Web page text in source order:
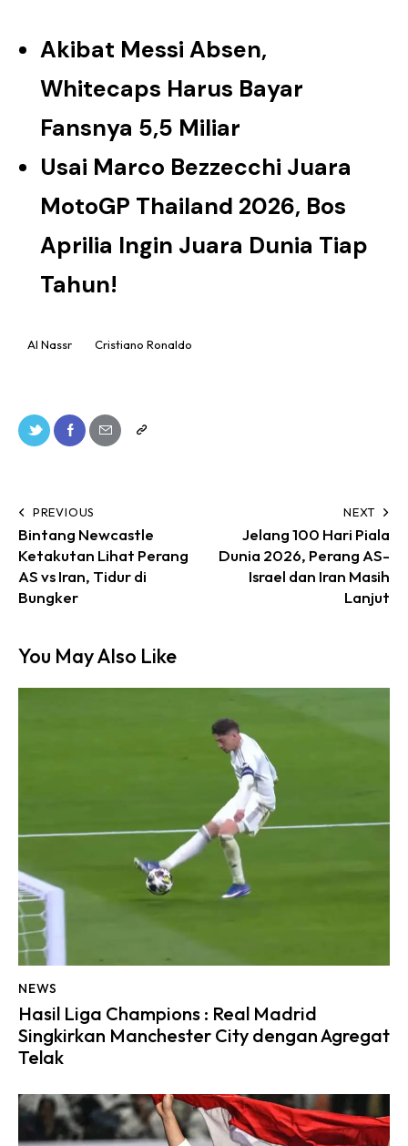
Akibat Messi Absen,
Whitecaps Harus Bayar
Fansnya 5,5 Miliar
Usai Marco Bezzecchi Juara
MotoGP Thailand 2026, Bos
Aprilia Ingin Juara Dunia Tiap
Tahun!
Al Nassr Cristiano Ronaldo
PREVIOUS
Bintang Newcastle
Ketakutan Lihat Perang
AS vs Iran, Tidur di
Bungker
NEXT
Jelang 100 Hari Piala
Dunia 2026, Perang AS-
Israel dan Iran Masih
Lanjut
You May Also Like
NEWS
Hasil Liga Champions : Real Madrid
Singkirkan Manchester City dengan Agregat
Telak